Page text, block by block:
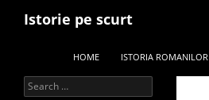
Istorie pe scurt
HOME
ISTORIA ROMANILOR
Search for: